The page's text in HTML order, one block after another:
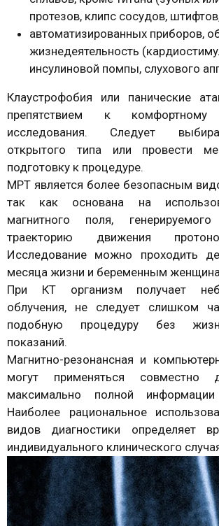
протезов, клипс сосудов,
автоматизированных приборов,
жизнедеятельность
инсулиновой помпы, слухового
Клаустрофобия или панические
препятствием к комфортному
исследования. Следует
открытого типа или провести
подготовку к процедуре.
МРТ является более безопасным
так как основана на
магнитного поля,
траекторию движения
Исследование можно проходить
месяца жизни и беременным
При КТ организм получает
облучения, не следует слишком
подобную процедуру без
показаний.
Магнитно-резонансная и
могут применяться совместно
максимально полной
Наиболее рациональное
видов диагностики определяет
индивидуального клинического